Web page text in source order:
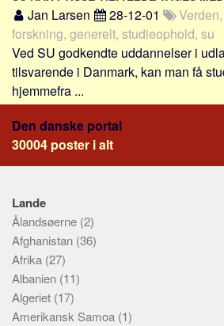
Tekstannoncer
Bannere
Hjælp
Jan Larsen 28-12-01
forskning, generelt, studieophold, su
Ved SU godkendte uddannelser i
tilsvarende i Danmark, kan man få
hjemmefra ...
Den danske portal
30004 poster i alt
Lande
Ålandsøerne (2)
Afghanistan (36)
Afrika (27)
Albanien (11)
Algeriet (17)
Amerikansk Samoa (1)